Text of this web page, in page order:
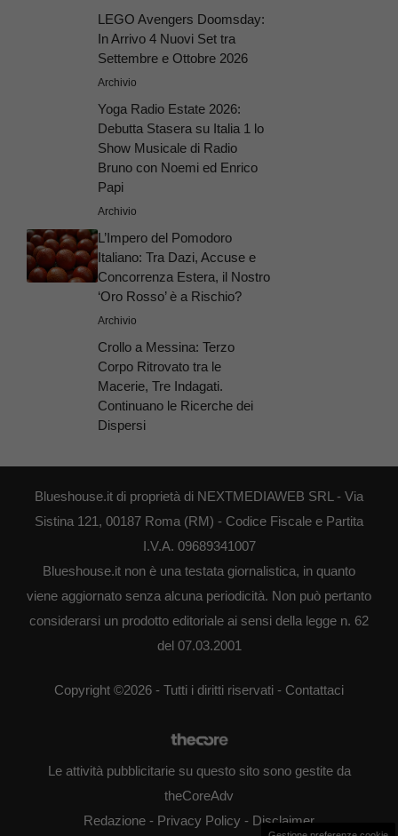
LEGO Avengers Doomsday:
In Arrivo 4 Nuovi Set tra
Settembre e Ottobre 2026
Archivio
Yoga Radio Estate 2026:
Debutta Stasera su Italia 1 lo
Show Musicale di Radio
Bruno con Noemi ed Enrico
Papi
Archivio
L’Impero del Pomodoro
Italiano: Tra Dazi, Accuse e
Concorrenza Estera, il Nostro
‘Oro Rosso’ è a Rischio?
Archivio
Crollo a Messina: Terzo
Corpo Ritrovato tra le
Macerie, Tre Indagati.
Continuano le Ricerche dei
Dispersi
Blueshouse.it di proprietà di NEXTMEDIAWEB SRL - Via
Sistina 121, 00187 Roma (RM) - Codice Fiscale e Partita
I.V.A. 09689341007
Blueshouse.it non è una testata giornalistica, in quanto
viene aggiornato senza alcuna periodicità. Non può pertanto
considerarsi un prodotto editoriale ai sensi della legge n. 62
del 07.03.2001
Copyright ©2026 - Tutti i diritti riservati - Contattaci
Le attività pubblicitarie su questo sito sono gestite da
theCoreAdv
Redazione - Privacy Policy - Disclaimer